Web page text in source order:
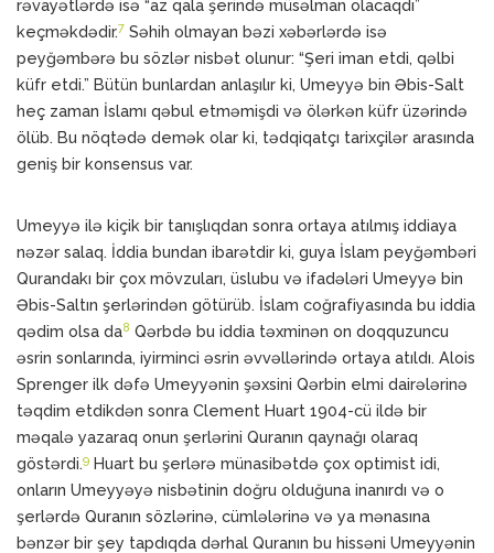
rəvayətlərdə isə “az qala şerində müsəlman olacaqdı”
keçməkdədir.7 Səhih olmayan bəzi xəbərlərdə isə
peyğəmbərə bu sözlər nisbət olunur: “Şeri iman etdi, qəlbi
küfr etdi.” Bütün bunlardan anlaşılır ki, Umeyyə bin Əbis-Salt
heç zaman İslamı qəbul etməmişdi və ölərkən küfr üzərində
ölüb. Bu nöqtədə demək olar ki, tədqiqatçı tarixçilər arasında
geniş bir konsensus var.
Umeyyə ilə kiçik bir tanışlıqdan sonra ortaya atılmış iddiaya
nəzər salaq. İddia bundan ibarətdir ki, guya İslam peyğəmbəri
Qurandakı bir çox mövzuları, üslubu və ifadələri Umeyyə bin
Əbis-Saltın şerlərindən götürüb. İslam coğrafiyasında bu iddia
qədim olsa da8 Qərbdə bu iddia təxminən on doqquzuncu
əsrin sonlarında, iyirminci əsrin əvvəllərində ortaya atıldı. Alois
Sprenger ilk dəfə Umeyyənin şəxsini Qərbin elmi dairələrinə
təqdim etdikdən sonra Clement Huart 1904-cü ildə bir
məqalə yazaraq onun şerlərini Quranın qaynağı olaraq
göstərdi.9 Huart bu şerlərə münasibətdə çox optimist idi,
onların Umeyyəyə nisbətinin doğru olduğuna inanırdı və o
şerlərdə Quranın sözlərinə, cümlələrinə və ya mənasına
bənzər bir şey tapdıqda dərhal Quranın bu hissəni Umeyyənin